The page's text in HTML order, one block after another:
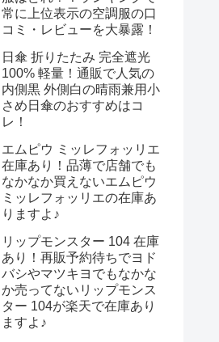
常に上位表示の空調服の口
コミ・レビューを大暴露！
日傘 折りたたみ 完全遮光
100% 軽量！通販で人気の
内側黒 外側白の晴雨兼用小
さめ日傘のおすすめはコ
レ！
エムピウ ミッレフォッリエ
在庫あり！品薄で店舗でも
なかなか買えないエムピウ
ミッレフォッリエの在庫あ
りますよ♪
リップモンスター 104 在庫
あり！再販予約待ちでヨド
バシやマツキヨでもなかな
か売ってないリップモンス
ター 104が楽天で在庫あり
ますよ♪